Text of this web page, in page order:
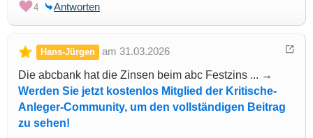
4 Antworten
Hans-Jürgen
am 31.03.2026
Die abcbank hat die Zinsen beim abc Festzins ... →
Werden Sie jetzt kostenlos Mitglied der Kritische-
Anleger-Community, um den vollständigen Beitrag
zu sehen!